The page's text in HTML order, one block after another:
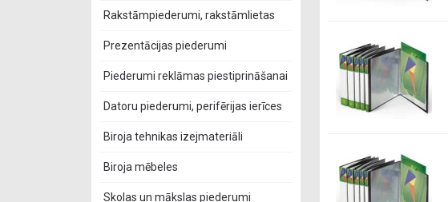
Rakstāmpiederumi, rakstāmlietas
Prezentācijas piederumi
Piederumi reklāmas piestiprināšanai
Datoru piederumi, perifērijas ierīces
Biroja tehnikas izejmateriāli
Biroja mēbeles
Skolas un mākslas piederumi